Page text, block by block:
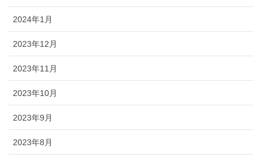
2024年1月
2023年12月
2023年11月
2023年10月
2023年9月
2023年8月